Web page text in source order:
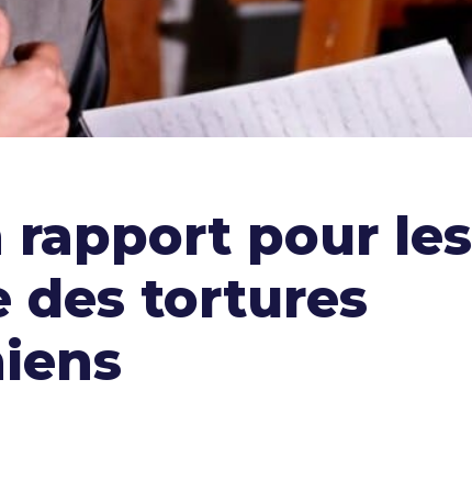
rapport pour les
des tortures